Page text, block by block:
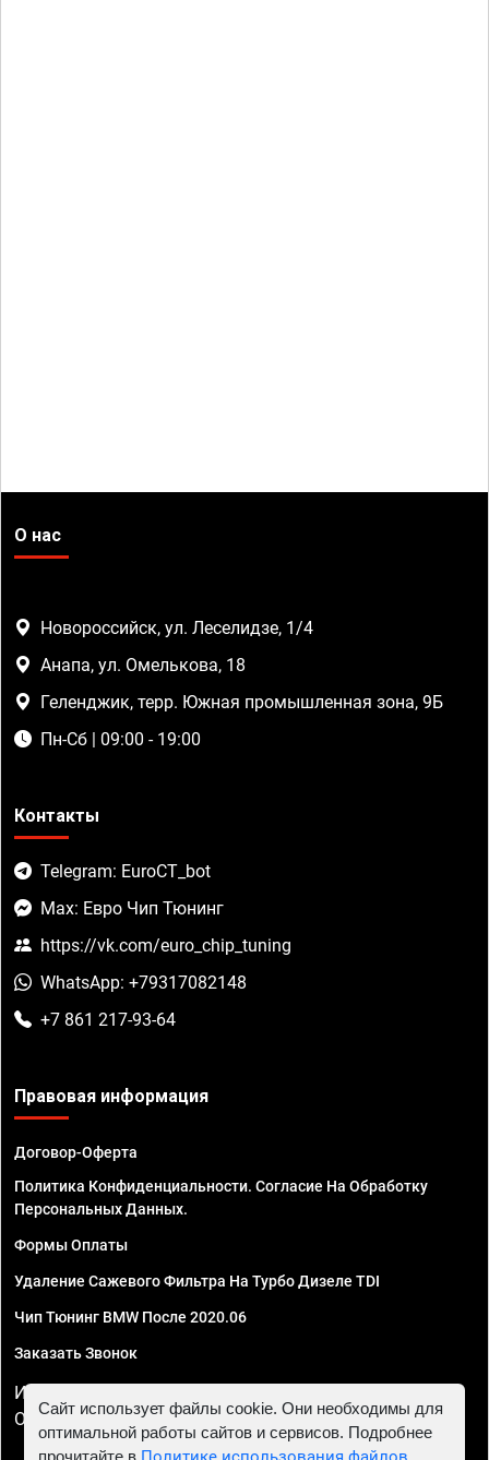
О нас
Новороссийск, ул. Леселидзе, 1/4
Анапа, ул. Омелькова, 18
Геленджик, терр. Южная промышленная зона, 9Б
Пн-Сб | 09:00 - 19:00
Контакты
Telegram: EuroCT_bot
Max: Евро Чип Тюнинг
https://vk.com/euro_chip_tuning
WhatsApp: +79317082148
+7 861 217-93-64
Правовая информация
Договор-Оферта
Политика Конфиденциальности. Согласие На Обработку
Персональных Данных.
Формы Оплаты
Удаление Сажевого Фильтра На Турбо Дизеле TDI
Чип Тюнинг BMW После 2020.06
Заказать Звонок
ИП Смирнов Георгий Павлович. ИНН 781302555843,
ОГРНИП 324470400032610
Сайт использует файлы cookie. Они необходимы для
оптимальной работы сайтов и сервисов. Подробнее
прочитайте в